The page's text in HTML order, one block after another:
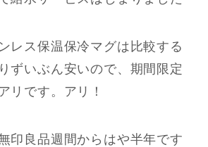
レス保温保冷マグは比較する
ずいぶん安いので、期間限定
リです。アリ！
印良品週間からはや半年です